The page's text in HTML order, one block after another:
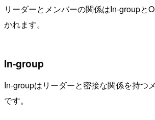
リーダーとメンバーの関係はIn-groupと
かれます。
In-group
In-groupはリーダーと密接な関係を持つ
です。